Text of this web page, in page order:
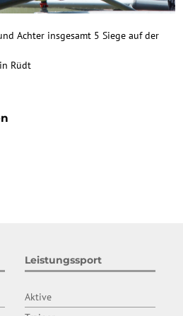
Achter insgesamt 5 Siege auf der
Rüdt
Leistungssport
Aktive